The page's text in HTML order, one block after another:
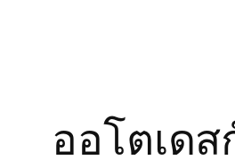
ออโตเด